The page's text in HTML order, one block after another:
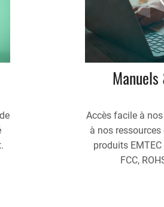
Accès facile à
à nos
produits
FCC,